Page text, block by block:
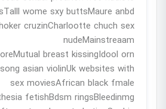
wome sxy buttsMaure anbd
cruzinCharlootte chuch sex
nudeMainstreaam
breast kissingIdool orn
asian violinUk websites with
sex moviesAfrican black fmale
fetishBdsm ringsBleedinmg